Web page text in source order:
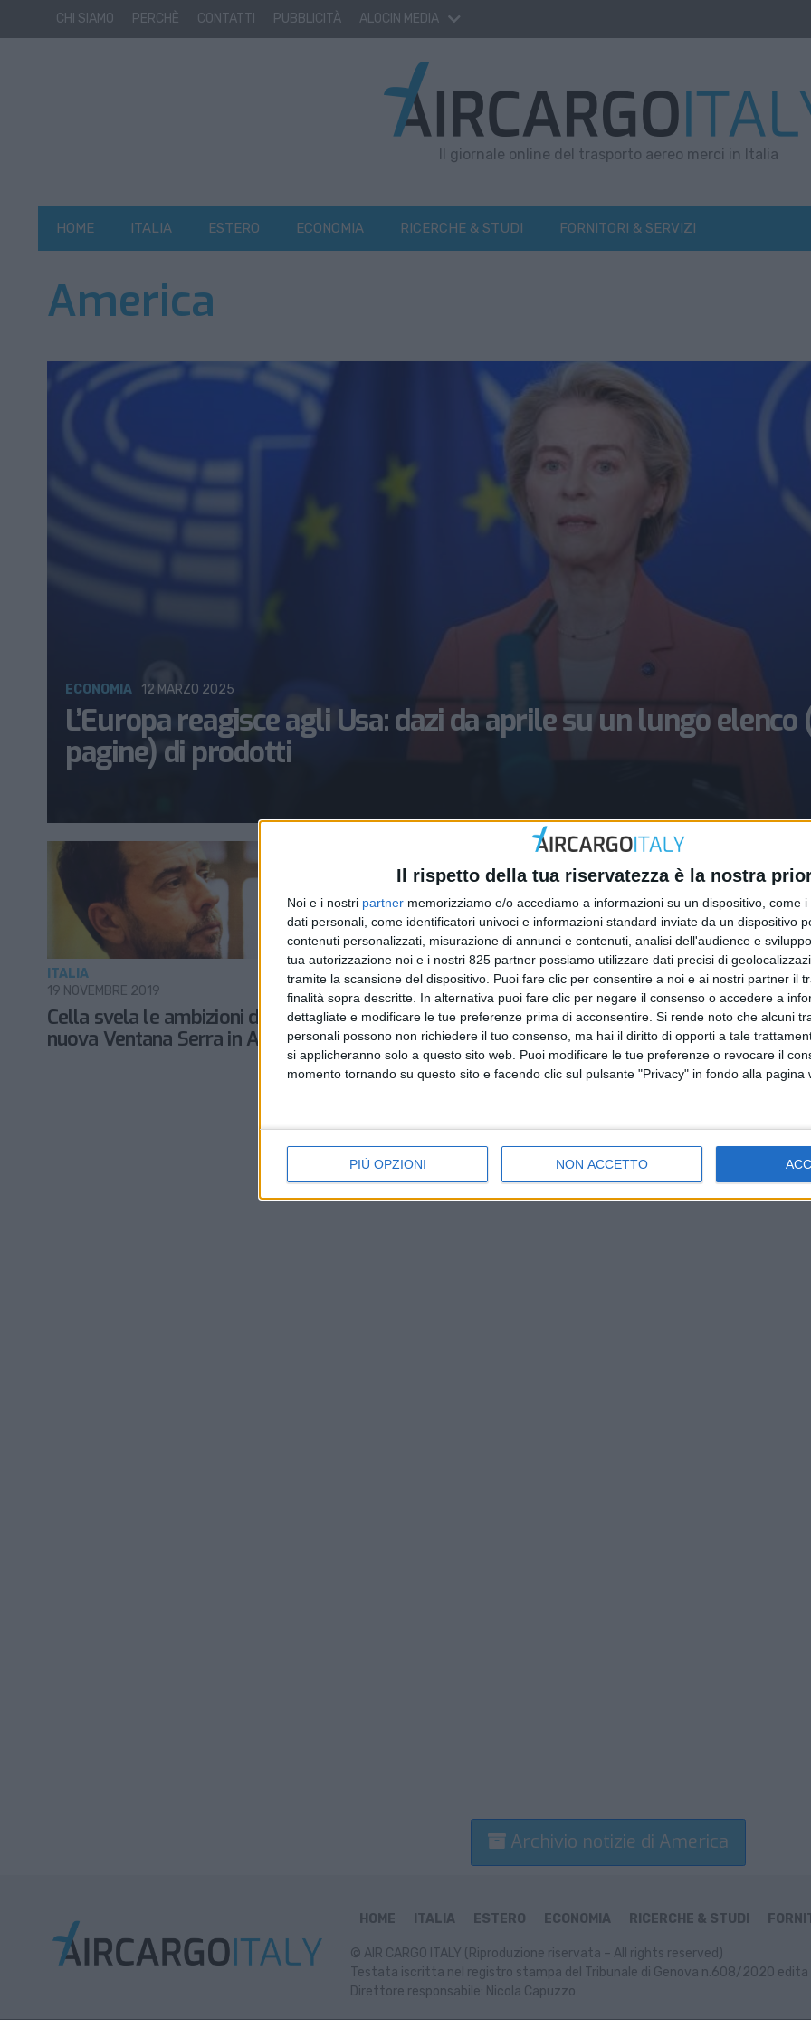
Il rispetto della tua riservatezza è la nostra
Noi e i nostri partner memorizziamo e/o accediamo a informazioni su un dispositivo, come
dati personali, come identificatori univoci e informazioni standard inviate da un dispositivo
contenuti personalizzati, misurazione di annunci e contenuti, analisi dell'audience e
tua autorizzazione noi e i nostri 825 partner possiamo utilizzare dati precisi di
tramite la scansione del dispositivo. Puoi fare clic per consentire a noi e ai nostri partner il
finalità sopra descritte. In alternativa puoi fare clic per negare il consenso o accedere a
dettagliate e modificare le tue preferenze prima di acconsentire. Si rende noto che alcuni
personali possono non richiedere il tuo consenso, ma hai il diritto di opporti a tale
si applicheranno solo a questo sito web. Puoi modificare le tue preferenze o revocare il
momento tornando su questo sito e facendo clic sul pulsante "Privacy" in fondo alla pagina
PIÙ OPZIONI NON ACCETTO
CHI SIAMO PERCHÈ CONTATTI PUBBLICITÀ ALOCIN MEDIA
Il giornale online del trasporto aereo merci in Italia
HOME ITALIA ESTERO ECONOMIA RICERCHE & STUDI FORNITORI & SERVIZI
America
L’Europa reagisce agli Usa: dazi da aprile su un lungo elenco
pagine) di prodotti
ECONOMIA 12 MARZO 2025
Cella svela le ambizioni della
nuova Ventana Serra in America
ITALIA
19 NOVEMBRE 2019
Il 2019 parte a rilento per il
cargo aereo
ECONOMIA
5 MARZO 2019
Più capacità aerea per
italiane verso India e
America
ECONOMIA
30 GENNAIO 2019
Archivio notizie di America
HOME ITALIA ESTERO ECONOMIA RICERCHE & STUDI
© AIR CARGO ITALY (Riproduzione riservata – All rights reserved)
Testata iscritta nel registro stampa del Tribunale di Genova n.608/2020 edita
Direttore responsabile: Nicola Capuzzo